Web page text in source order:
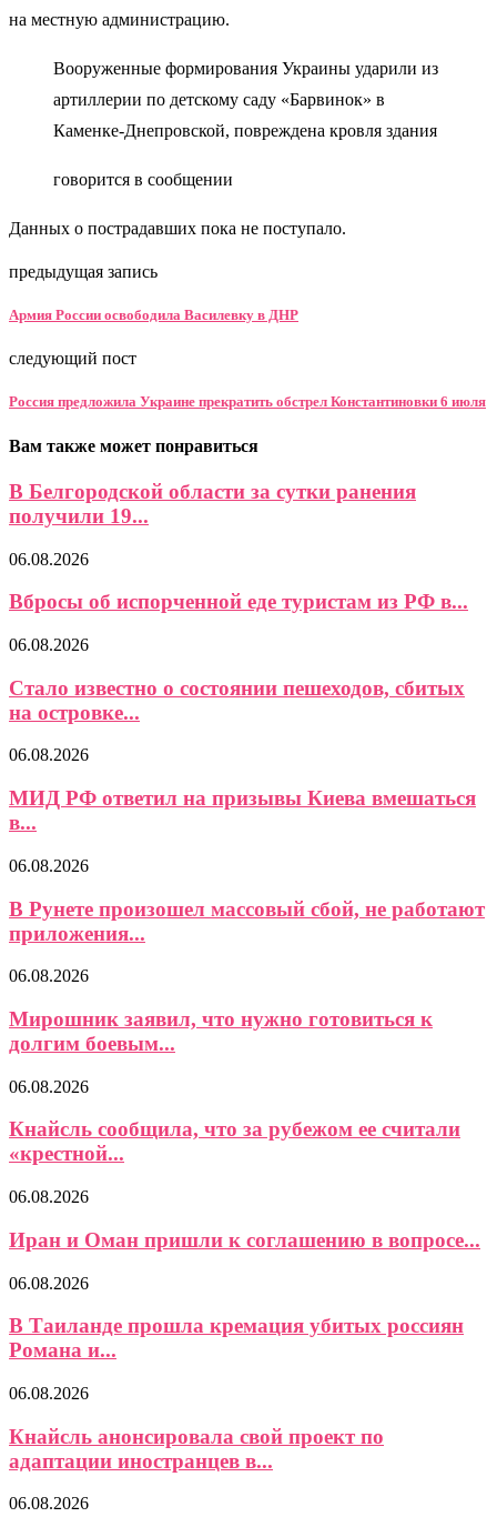
на местную администрацию.
Вооруженные формирования Украины ударили из
артиллерии по детскому саду «Барвинок» в
Каменке-Днепровской, повреждена кровля здания
говорится в сообщении
Данных о пострадавших пока не поступало.
предыдущая запись
Армия России освободила Василевку в ДНР
следующий пост
Россия предложила Украине прекратить обстрел Константиновки 6 июля
Вам также может понравиться
В Белгородской области за сутки ранения
получили 19...
06.08.2026
Вбросы об испорченной еде туристам из РФ в...
06.08.2026
Стало известно о состоянии пешеходов, сбитых
на островке...
06.08.2026
МИД РФ ответил на призывы Киева вмешаться
в...
06.08.2026
В Рунете произошел массовый сбой, не работают
приложения...
06.08.2026
Мирошник заявил, что нужно готовиться к
долгим боевым...
06.08.2026
Кнайсль сообщила, что за рубежом ее считали
«крестной...
06.08.2026
Иран и Оман пришли к соглашению в вопросе...
06.08.2026
В Таиланде прошла кремация убитых россиян
Романа и...
06.08.2026
Кнайсль анонсировала свой проект по
адаптации иностранцев в...
06.08.2026